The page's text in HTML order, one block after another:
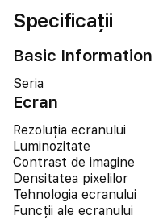
Specificații
Basic Information
Seria
Ecran
Rezoluția ecranului
Luminozitate
Contrast de imagine
Densitatea pixelilor
Tehnologia ecranului
Funcții ale ecranului